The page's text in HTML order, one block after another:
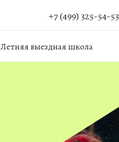
+7 (499) 325-54-53
Летняя выездная школа